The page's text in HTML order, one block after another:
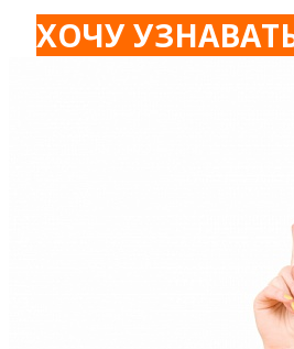
ХОЧУ